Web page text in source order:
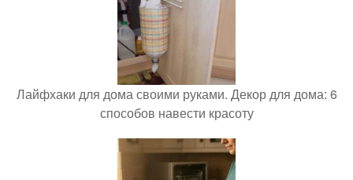
Лайфхаки для дома своими руками. Декор для дома: 6
способов навести красоту